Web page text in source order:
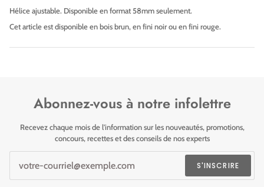
Hélice ajustable. Disponible en format 58mm seulement.
Cet article est disponible en bois brun, en fini noir ou en fini rouge.
Abonnez-vous à notre infolettre
Recevez chaque mois de l'information sur les nouveautés, promotions,
concours, recettes et des conseils de nos experts
S'INSCRIRE